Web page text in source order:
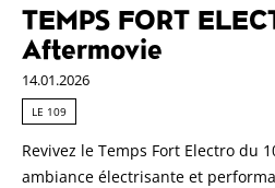
TEMPS FORT
Aftermovie
14.01.2026
LE 109
Revivez le Temps Fort Electro du
ambiance électrisante et